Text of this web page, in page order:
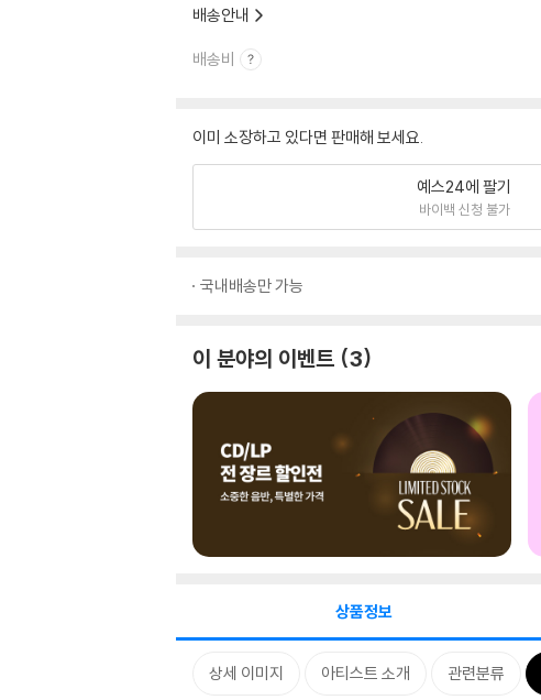
배송안내
배송비
이미 소장하고 있다면 판매해 보세요.
예스24에 팔기
바이백 신청 불가
국내배송만 가능
이 분야의 이벤트 3
상품정보
상세 이미지 아티스트 소개 관련분류